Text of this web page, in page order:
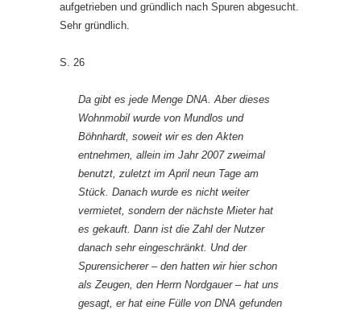
aufgetrieben und gründlich nach Spuren abgesucht.
Sehr gründlich.
S. 26
Da gibt es jede Menge DNA. Aber dieses
Wohnmobil wurde von Mundlos und
Böhnhardt, soweit wir es den Akten
entnehmen, allein im Jahr 2007 zweimal
benutzt, zuletzt im April neun Tage am
Stück. Danach wurde es nicht weiter
vermietet, sondern der nächste Mieter hat
es gekauft. Dann ist die Zahl der Nutzer
danach sehr eingeschränkt. Und der
Spurensicherer – den hatten wir hier schon
als Zeugen, den Herrn Nordgauer – hat uns
gesagt, er hat eine Fülle von DNA gefunden